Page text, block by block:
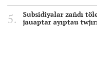
Subsidiyalar zañdı
jauaptar ayıptau